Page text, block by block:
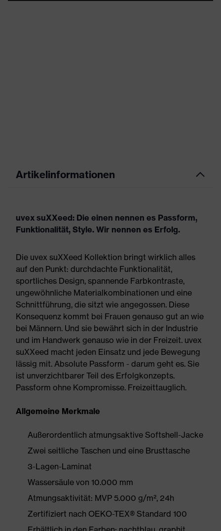
Artikelinformationen
uvex suXXeed: Die einen nennen es Passform,
Funktionalität, Style. Wir nennen es Erfolg.
Die uvex suXXeed Kollektion bringt wirklich alles
auf den Punkt: durchdachte Funktionalität,
sportliches Design, spannende Farbkontraste,
ungewöhnliche Materialkombinationen und eine
Schnittführung, die sitzt wie angegossen. Diese
Konsequenz kommt bei Frauen genauso gut an wie
bei Männern. Und sie bewährt sich in der Industrie
und im Handwerk genauso wie in der Freizeit. uvex
suXXeed macht jeden Einsatz und jede Bewegung
lässig mit. Absolute Passform - darum geht es. Sie
ist unverzichtbarer Teil des Erfolgkonzepts.
Passform ohne Kompromisse. Freizeittauglich.
Allgemeine Merkmale
Außerordentlich atmungsaktive Softshell-Jacke
Zwei seitliche Taschen und eine Brusttasche
3-Lagen-Laminat
Wassersäule von 10.000 mm
Atmungsaktivität: MVP 5.000 g/m², 24h
Zertifiziert nach OEKO-TEX® Standard 100